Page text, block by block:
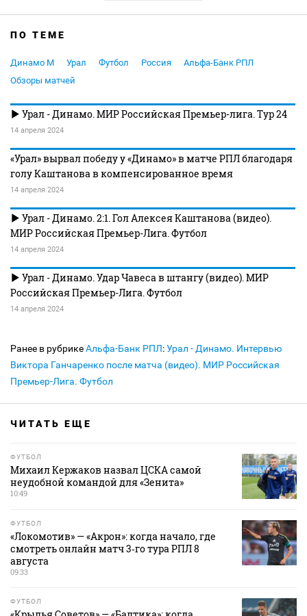
ПО ТЕМЕ
Динамо М Урал Футбол Россия
Альфа-Банк РПЛ
Обзоры матчей
Урал - Динамо. МИР Российская Премьер-лига. Тур 24
14 апреля 2024
«Урал» вырвал победу у «Динамо» в матче РПЛ благодаря
голу Каштанова в компенсированное время
14 апреля 2024
Урал - Динамо. 2:1. Гол Алексея Каштанова (видео).
МИР Российская Премьер-Лига. Футбол
14 апреля 2024
Урал - Динамо. Удар Чавеса в штангу (видео). МИР
Российская Премьер-Лига. Футбол
14 апреля 2024
Ранее в рубрикеАльфа-Банк РПЛ:Урал - Динамо. Интервью
Виктора Ганчаренко после матча (видео). МИР Российская
Премьер-Лига. Футбол
ЧИТАТЬ ЕЩЕ
ФУТБОЛ
Михаил Кержаков назвал ЦСКА самой
неудобной командой для «Зенита»
10:49
ФУТБОЛ
«Локомотив» — «Акрон»: когда начало, где
смотреть онлайн матч 3‑го тура РПЛ 8
августа
09:33
ФУТБОЛ